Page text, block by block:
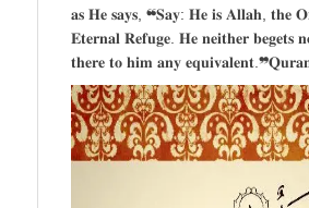
𝐚𝐬 𝐇𝐞 𝐬𝐚𝐲𝐬, ❝𝐒𝐚𝐲: 𝐇𝐞 𝐢𝐬 𝐀𝐥𝐥𝐚𝐡, 𝐭𝐡𝐞
𝐄𝐭𝐞𝐫𝐧𝐚𝐥 𝐑𝐞𝐟𝐮𝐠𝐞. 𝐇𝐞 𝐧𝐞𝐢𝐭𝐡𝐞𝐫 𝐛𝐞𝐠𝐞𝐭𝐬
𝐭𝐡𝐞𝐫𝐞 𝐭𝐨 𝐡𝐢𝐦 𝐚𝐧𝐲